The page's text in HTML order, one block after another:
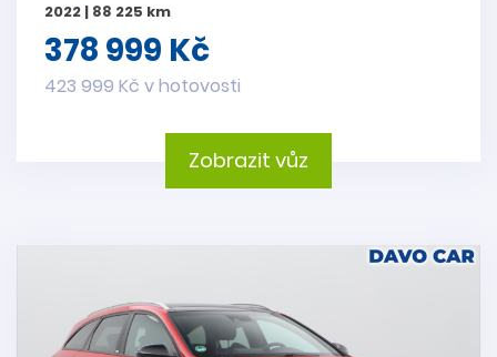
2022 | 88 225 km
378 999 Kč
423 999 Kč v hotovosti
Zobrazit vůz